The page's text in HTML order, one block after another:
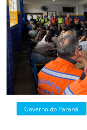
Governo do Paraná